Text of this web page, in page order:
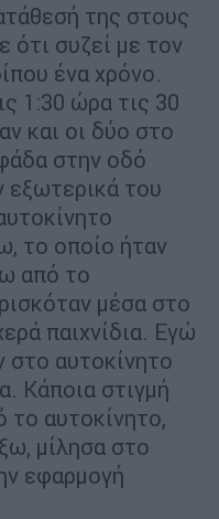
της στους
ότι συζεί με τον
ένα χρόνο.
1:30 ώρα τις 30
και οι δύο στο
στην οδό
εξωτερικά του
το οποίο ήταν
από το
μέσα στο
παιχνίδια. Εγώ
στο αυτοκίνητο
Κάποια στιγμή
το αυτοκίνητο,
μίλησα στο
εφαρμογή